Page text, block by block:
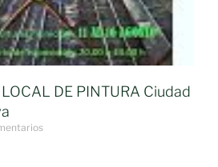
DE PINTURA Ciudad